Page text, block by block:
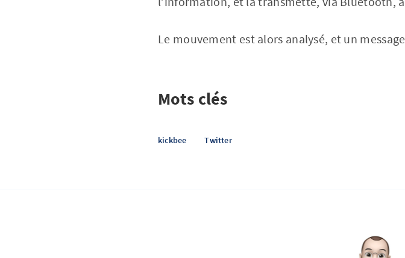
Le mouvement est alors analysé, et un
Mots clés
kickbee Twitter